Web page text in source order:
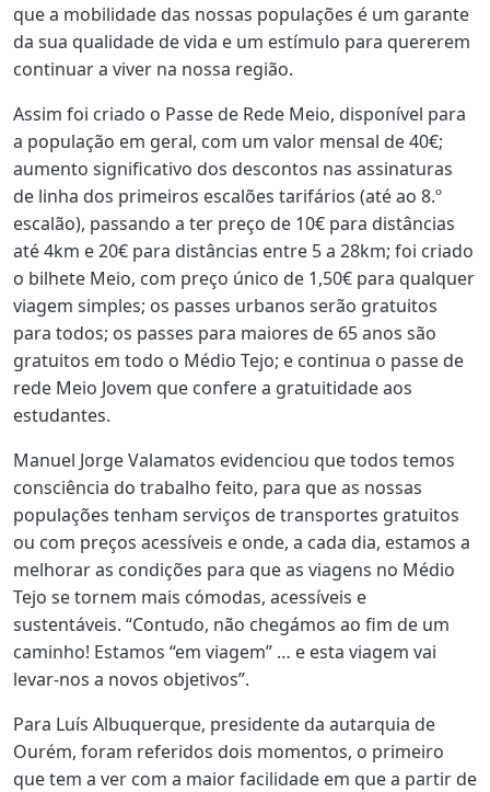
que a mobilidade das nossas populações é um garante
da sua qualidade de vida e um estímulo para quererem
continuar a viver na nossa região.
Assim foi criado o Passe de Rede Meio, disponível para
a população em geral, com um valor mensal de 40€;
aumento significativo dos descontos nas assinaturas
de linha dos primeiros escalões tarifários (até ao 8.º
escalão), passando a ter preço de 10€ para distâncias
até 4km e 20€ para distâncias entre 5 a 28km; foi criado
o bilhete Meio, com preço único de 1,50€ para qualquer
viagem simples; os passes urbanos serão gratuitos
para todos; os passes para maiores de 65 anos são
gratuitos em todo o Médio Tejo; e continua o passe de
rede Meio Jovem que confere a gratuitidade aos
estudantes.
Manuel Jorge Valamatos evidenciou que todos temos
consciência do trabalho feito, para que as nossas
populações tenham serviços de transportes gratuitos
ou com preços acessíveis e onde, a cada dia, estamos a
melhorar as condições para que as viagens no Médio
Tejo se tornem mais cómodas, acessíveis e
sustentáveis. “Contudo, não chegámos ao fim de um
caminho! Estamos “em viagem” … e esta viagem vai
levar-nos a novos objetivos”.
Para Luís Albuquerque, presidente da autarquia de
Ourém, foram referidos dois momentos, o primeiro
que tem a ver com a maior facilidade em que a partir de